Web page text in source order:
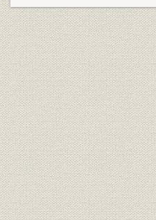
2. 創業時の経営
航路の設定
創業時の困難
政府補助金と船舶
3. 業績
運航実績
資本金・損益
第3節 三井物産の海運業進出